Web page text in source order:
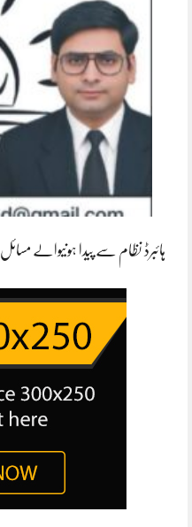
ہائبرڈ نظام سے پیدا ہونیوالے مسائل